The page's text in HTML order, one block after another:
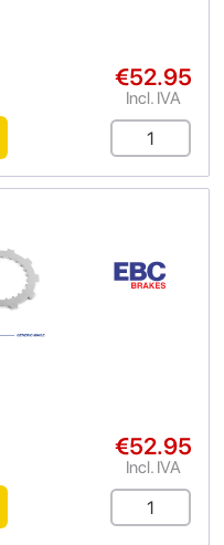
€52.95
Incl. IVA
€52.95
Incl. IVA